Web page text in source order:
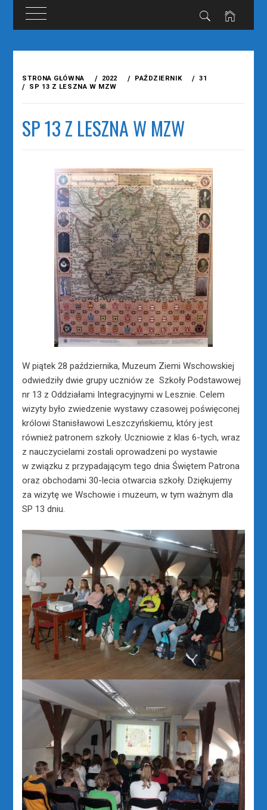
treści
STRONA GŁÓWNA 2022 PAŹDZIERNIK
31
SP 13 Z LESZNA W MZW
SP 13 Z LESZNA W MZW
W piątek 28 października, Muzeum Ziemi Wschowskiej
odwiedziły dwie grupy uczniów ze Szkoły Podstawowej
nr 13 z Oddziałami Integracyjnymi w Lesznie. Celem
wizyty było zwiedzenie wystawy czasowej poświęconej
królowi Stanisławowi Leszczyńskiemu, który jest
również patronem szkoły. Uczniowie z klas 6-tych, wraz
z nauczycielami zostali oprowadzeni po wystawie
w związku z przypadającym tego dnia Świętem Patrona
oraz obchodami 30-lecia otwarcia szkoły. Dziękujemy
za wizytę we Wschowie i muzeum, w tym ważnym dla
SP 13 dniu.